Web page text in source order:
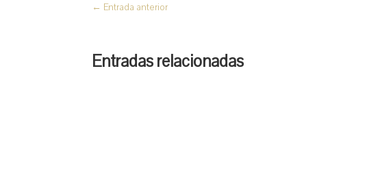
← Entrada anterior
Entradas relacionadas